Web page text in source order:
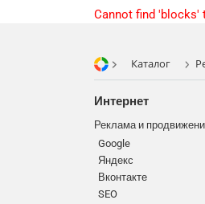
Cannot find 'blocks'
Каталог
Интернет
Реклама и
Google
Яндекс
Вконтакте
SEO